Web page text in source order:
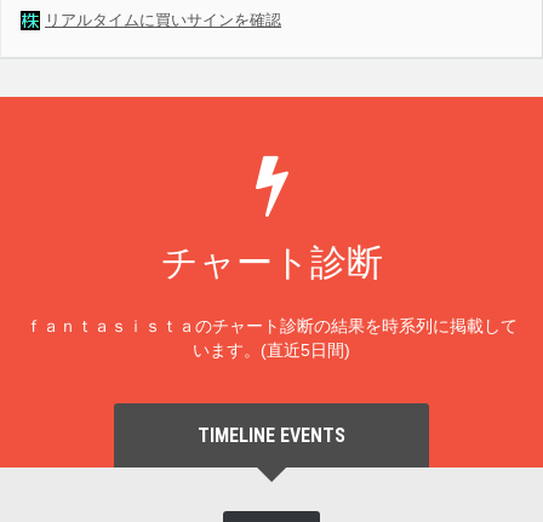
リアルタイムに買いサインを確認
チャート診断
ｆａｎｔａｓｉｓｔａのチャート診断の結果を時系列に掲載して
います。(直近5日間)
TIMELINE EVENTS